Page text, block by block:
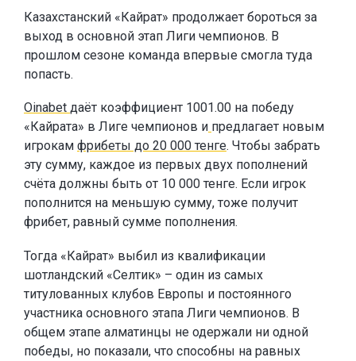
Казахстанский «Кайрат» продолжает бороться за
выход в основной этап Лиги чемпионов. В
прошлом сезоне команда впервые смогла туда
попасть.
Oinabet даёт коэффициент 1001.00 на победу
«Кайрата» в Лиге чемпионов и предлагает новым
игрокам фрибеты до 20 000 тенге. Чтобы забрать
эту сумму, каждое из первых двух пополнений
счёта должны быть от 10 000 тенге. Если игрок
пополнится на меньшую сумму, тоже получит
фрибет, равный сумме пополнения.
Тогда «Кайрат» выбил из квалификации
шотландский «Селтик» – один из самых
титулованных клубов Европы и постоянного
участника основного этапа Лиги чемпионов. В
общем этапе алматинцы не одержали ни одной
победы, но показали, что способны на равных